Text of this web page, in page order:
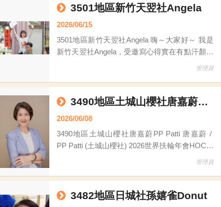
輪人來說，是閒置的資源，對另一個人來說，卻
是為了掌聲，而是因為看見需要，所以願意伸出
手。 今年，扶
3501地區新竹天翌社Angela
2026/06/15
3501地區新竹天翌社Angela 嗨～大家好～ 我是
新竹天翌社Angela，受邀寫心得實在有點汗顏，
因為從2年前加入公益網到現在，出席次數10根
路： 2024/9月 接獲PP Transcend邀請擔任扶輪
公益網的委員，參加一次例會，對於公益網事務
管理員
3490地區土城山櫻社唐嘉蔚PP Patti
2026/06/08
3490地區土城山櫻社唐嘉蔚PP Patti 唐嘉蔚 /
PP Patti (土城山櫻社) 2026世界扶輪年會HOC籌
｜國際扶輪3490地區主題館 打卡送好禮 2026國
際扶輪年會將於 6月
管理員
3482地區日城社孫嬉雀Donut